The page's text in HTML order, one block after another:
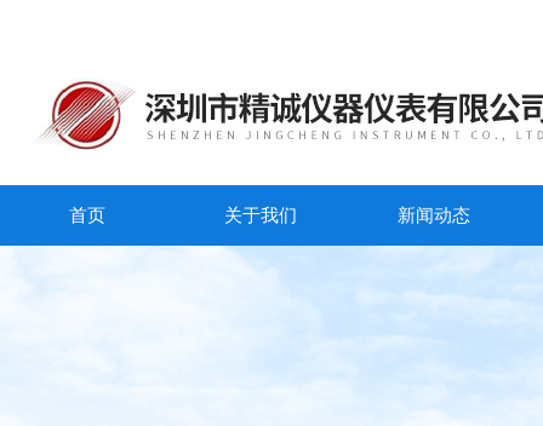
首页 关于我们 新闻动态